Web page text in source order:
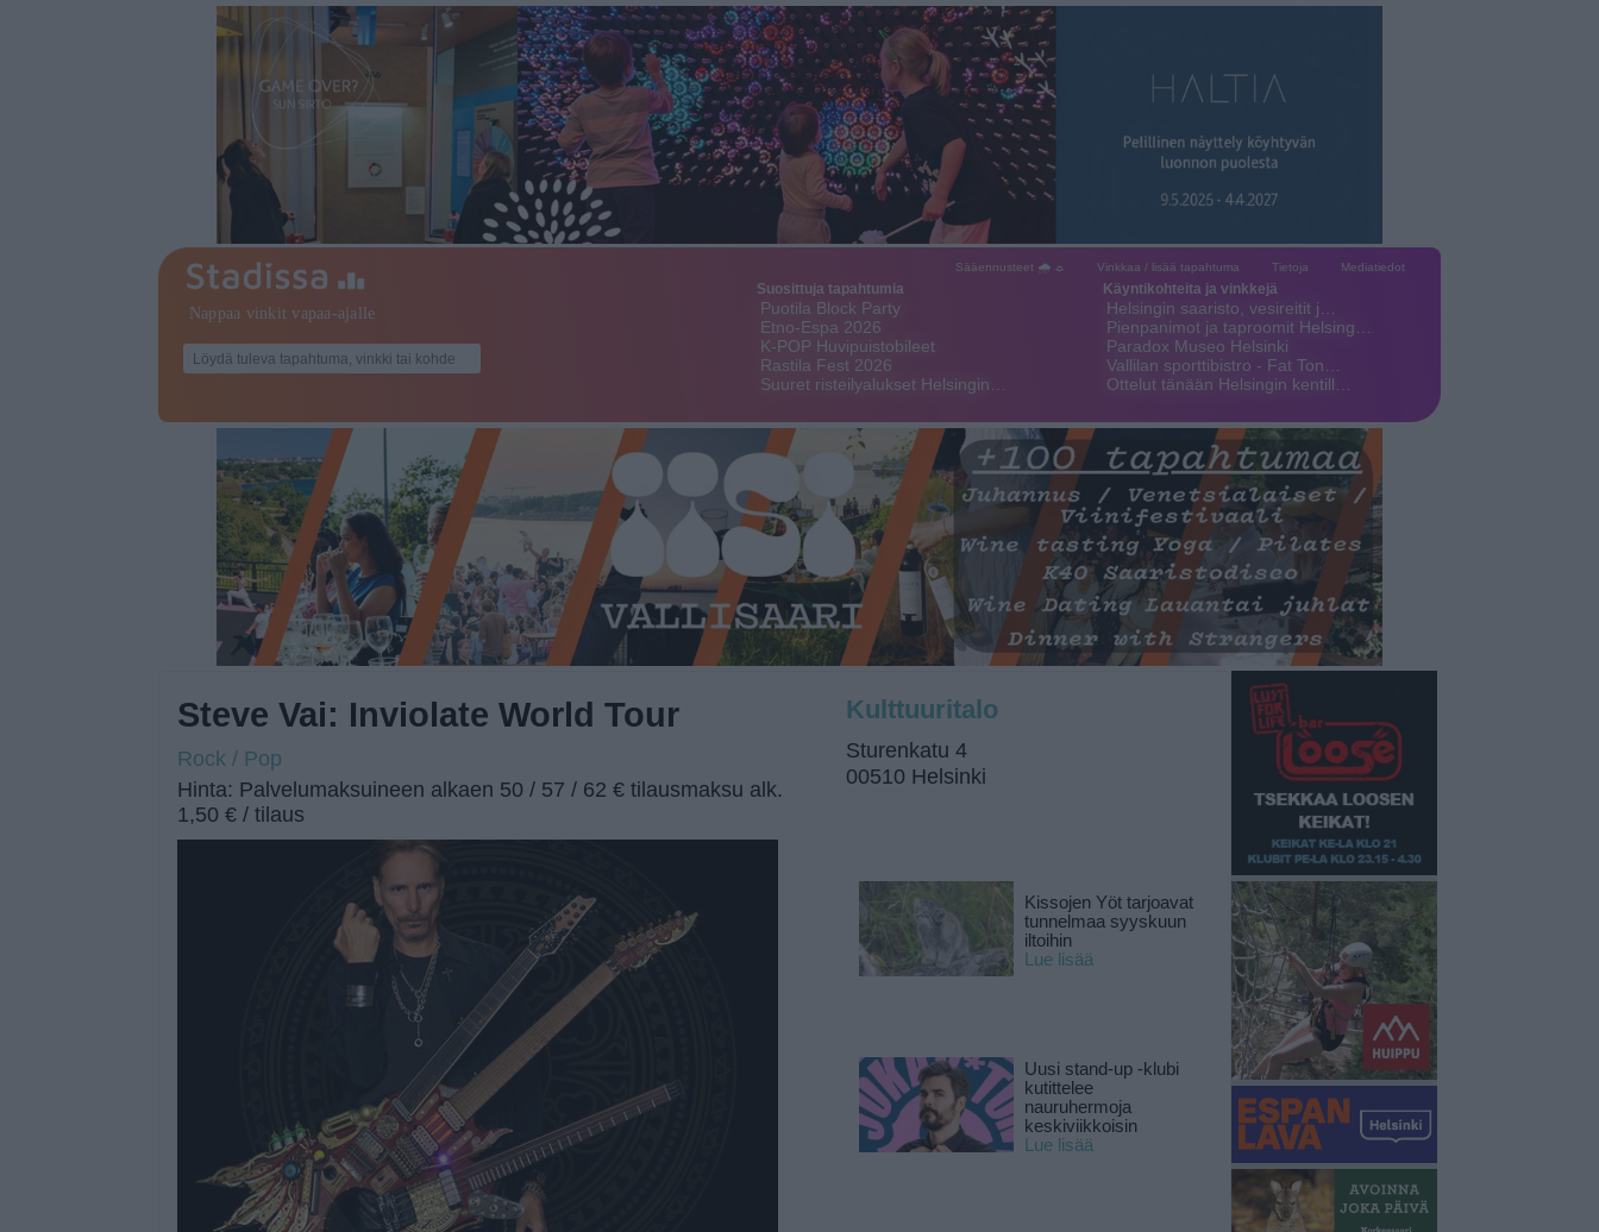
Sääennusteet 🌧 ☼ Vinkkaa / lisää tapahtuma Tietoja Mediatiedot
Suosittuja tapahtumia
Puotila Block Party
Etno-Espa 2026
K-POP Huvipuistobileet
Rastila Fest 2026
Suuret risteilyalukset Helsingin…
Käyntikohteita ja vinkkejä
Helsingin saaristo, vesireitit j…
Pienpanimot ja taproomit Helsing…
Paradox Museo Helsinki
Vallilan sporttibistro - Fat Ton…
Ottelut tänään Helsingin kentill…
Steve Vai: Inviolate World Tour
Rock / Pop
Hinta: Palvelumaksuineen alkaen 50 / 57 / 62 € tilausmaksu alk.
1,50 € / tilaus
Kulttuuritalo
Sturenkatu 4
00510 Helsinki
Kissojen Yöt tarjoavat
tunnelmaa syyskuun
iltoihin
Lue lisää
Uusi stand-up -klubi
kutittelee
nauruhermoja
keskiviikkoisin
Lue lisää